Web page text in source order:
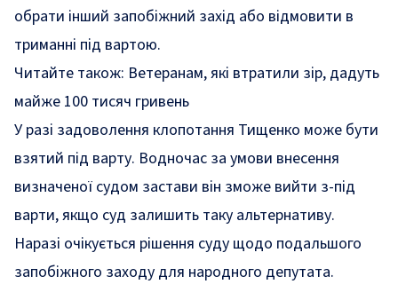
обрати інший запобіжний захід або відмовити в
триманні під вартою.
Читайте також: Ветеранам, які втратили зір, дадуть
майже 100 тисяч гривень
У разі задоволення клопотання Тищенко може бути
взятий під варту. Водночас за умови внесення
визначеної судом застави він зможе вийти з-під
варти, якщо суд залишить таку альтернативу.
Наразі очікується рішення суду щодо подальшого
запобіжного заходу для народного депутата.